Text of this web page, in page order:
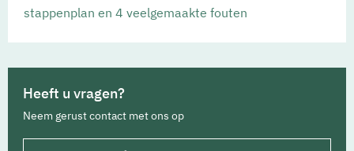
stappenplan en 4 veelgemaakte fouten
Heeft u vragen?
Neem gerust contact met ons op